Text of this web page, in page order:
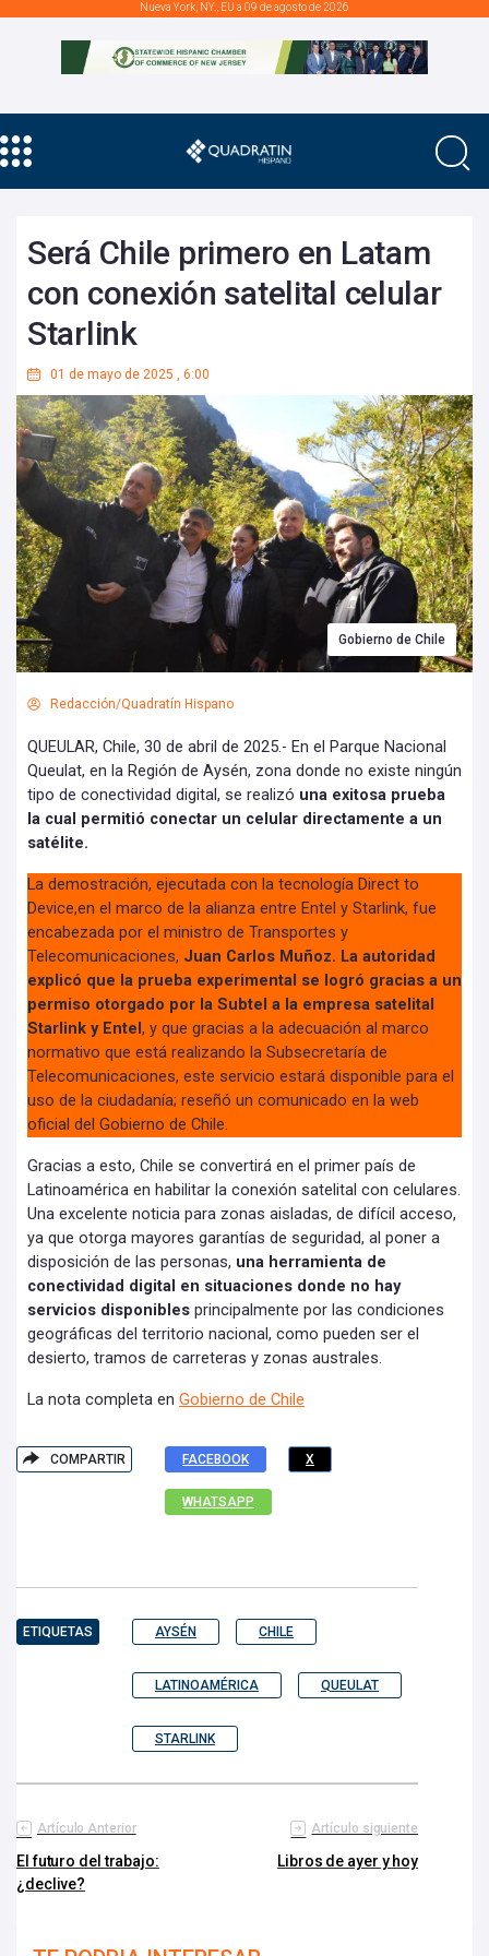
Nueva York, NY., EU a 09 de agosto de 2026
Será Chile primero en Latam
con conexión satelital celular
Starlink
01 de mayo de 2025 , 6:00
Gobierno de Chile
Redacción/Quadratín Hispano
QUEULAR, Chile, 30 de abril de 2025.- En el Parque Nacional
Queulat, en la Región de Aysén, zona donde no existe ningún
tipo de conectividad digital, se realizó una exitosa prueba
la cual permitió conectar un celular directamente a un
satélite.
La demostración, ejecutada con la tecnología Direct to
Device,en el marco de la alianza entre Entel y Starlink, fue
encabezada por el ministro de Transportes y
Telecomunicaciones, Juan Carlos Muñoz. La autoridad
explicó que la prueba experimental se logró gracias a un
permiso otorgado por la Subtel a la empresa satelital
Starlink y Entel, y que gracias a la adecuación al marco
normativo que está realizando la Subsecretaría de
Telecomunicaciones, este servicio estará disponible para el
uso de la ciudadanía; reseñó un comunicado en la web
oficial del Gobierno de Chile.
Gracias a esto, Chile se convertirá en el primer país de
Latinoamérica en habilitar la conexión satelital con celulares.
Una excelente noticia para zonas aisladas, de difícil acceso,
ya que otorga mayores garantías de seguridad, al poner a
disposición de las personas, una herramienta de
conectividad digital en situaciones donde no hay
servicios disponibles principalmente por las condiciones
geográficas del territorio nacional, como pueden ser el
desierto, tramos de carreteras y zonas australes.
La nota completa en Gobierno de Chile
COMPARTIR FACEBOOK X
WHATSAPP
ETIQUETAS AYSÉN CHILE
LATINOAMÉRICA QUEULAT
STARLINK
Artículo Anterior
El futuro del trabajo:
¿declive?
Artículo siguiente
Libros de ayer y hoy